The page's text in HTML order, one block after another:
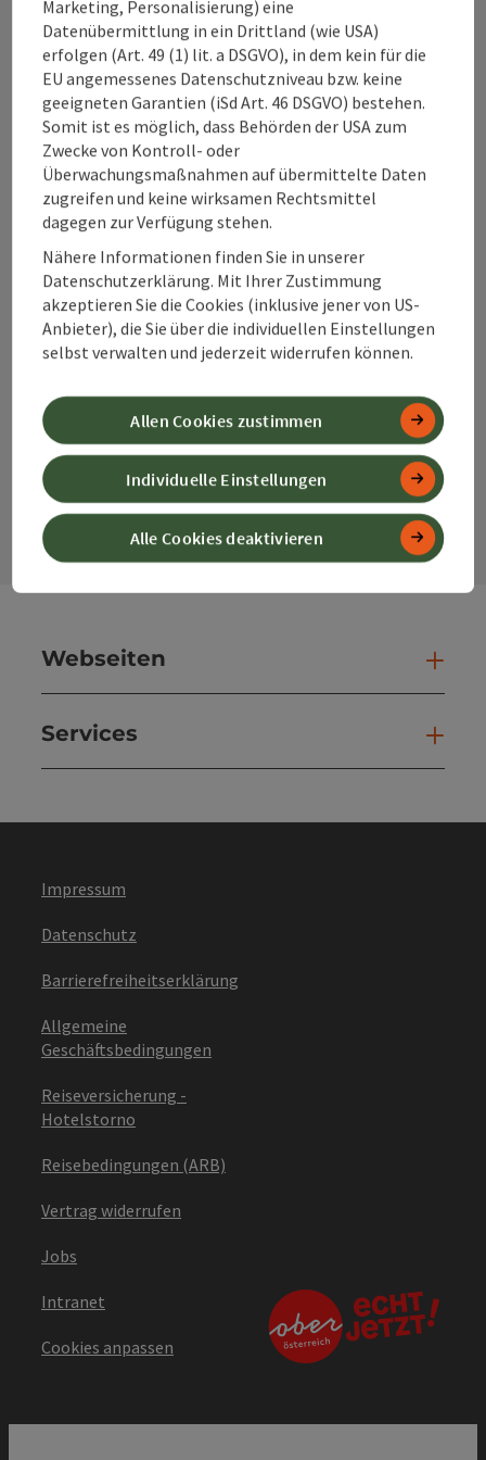
Büroartikel wie Kopierpapier, Kuverts, Klebematerial, ...
anbieten.
Alpenland Tourismus GmbH
Bahnhofstraße 2
4580 Windischgarsten
+43 50 360 360 360
info@360alpenland.com
Kontaktformular
Webseiten
Services
Impressum
Datenschutz
Barrierefreiheitserklärung
Allgemeine
Geschäftsbedingungen
Reiseversicherung -
Hotelstorno
Reisebedingungen (ARB)
Vertrag widerrufen
Jobs
Intranet
Cookies anpassen
Marketing, Personalisierung) eine
Datenübermittlung in ein Drittland (wie USA)
erfolgen (Art. 49 (1) lit. a DSGVO), in dem kein für die
EU angemessenes Datenschutzniveau bzw. keine
geeigneten Garantien (iSd Art. 46 DSGVO) bestehen.
Somit ist es möglich, dass Behörden der USA zum
Zwecke von Kontroll- oder
Überwachungsmaßnahmen auf übermittelte Daten
zugreifen und keine wirksamen Rechtsmittel
dagegen zur Verfügung stehen.
Nähere Informationen finden Sie in unserer
Datenschutzerklärung. Mit Ihrer Zustimmung
akzeptieren Sie die Cookies (inklusive jener von US-
Anbieter), die Sie über die individuellen Einstellungen
selbst verwalten und jederzeit widerrufen können.
Alle Cookies deaktivieren
Individuelle Einstellungen
Allen Cookies zustimmen